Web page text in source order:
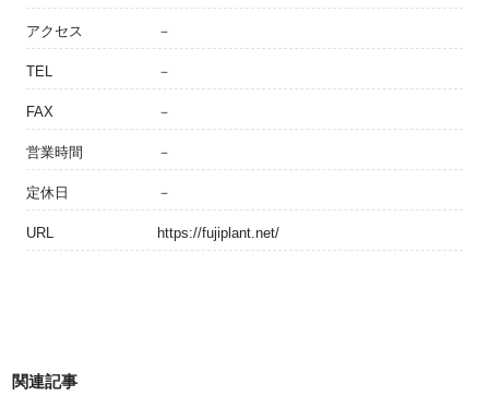
アクセス －
TEL －
FAX －
営業時間 －
定休日 －
URL https://fujiplant.net/
関連記事